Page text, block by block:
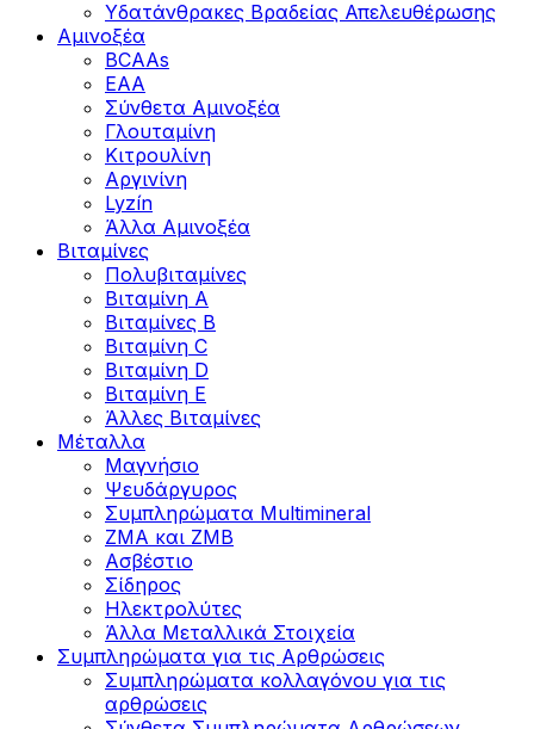
Υδατάνθρακες Βραδείας Απελευθέρωσης
Αμινοξέα
BCAAs
EAA
Σύνθετα Αμινοξέα
Γλουταμίνη
Κιτρουλίνη
Αργινίνη
Lyzín
Άλλα Αμινοξέα
Βιταμίνες
Πολυβιταμίνες
Βιταμίνη Α
Βιταμίνες Β
Βιταμίνη C
Βιταμίνη D
Βιταμίνη Ε
Άλλες Βιταμίνες
Μέταλλα
Μαγνήσιο
Ψευδάργυρος
Συμπληρώματα Multimineral
ZMA και ZMB
Ασβέστιο
Σίδηρος
Ηλεκτρολύτες
Άλλα Mεταλλικά Στοιχεία
Συμπληρώματα για τις Αρθρώσεις
Συμπληρώματα κολλαγόνου για τις
αρθρώσεις